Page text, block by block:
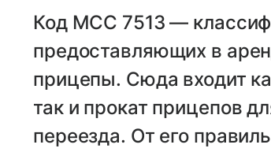
Код MCC 7513 —
предоставляющих в
прицепы. Сюда входит
так и прокат прицепов
переезда. От его